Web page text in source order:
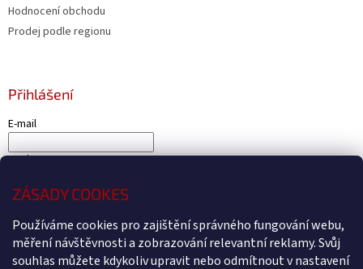
ZÁSADY COOKES
Používáme cookies pro zajištění správného fungování webu,
měření návštěvnosti a zobrazování relevantní reklamy. Svůj
souhlas můžete kdykoliv upravit nebo odmítnout v nastavení
Hodnocení obchodu
Prodej podle regionu
Přihlášení
E-mail
Heslo
PŘIHLÁSIT SE
Nová registraceZapomenuté heslo